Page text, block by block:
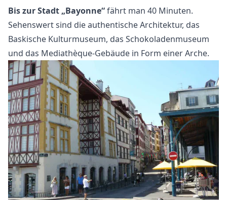
Bis zur Stadt „Bayonne“fährt man 40 Minuten.
Sehenswert sind die authentische Architektur, das
Baskische Kulturmuseum, das Schokoladenmuseum
und das Mediathèque-Gebäude in Form einer Arche.